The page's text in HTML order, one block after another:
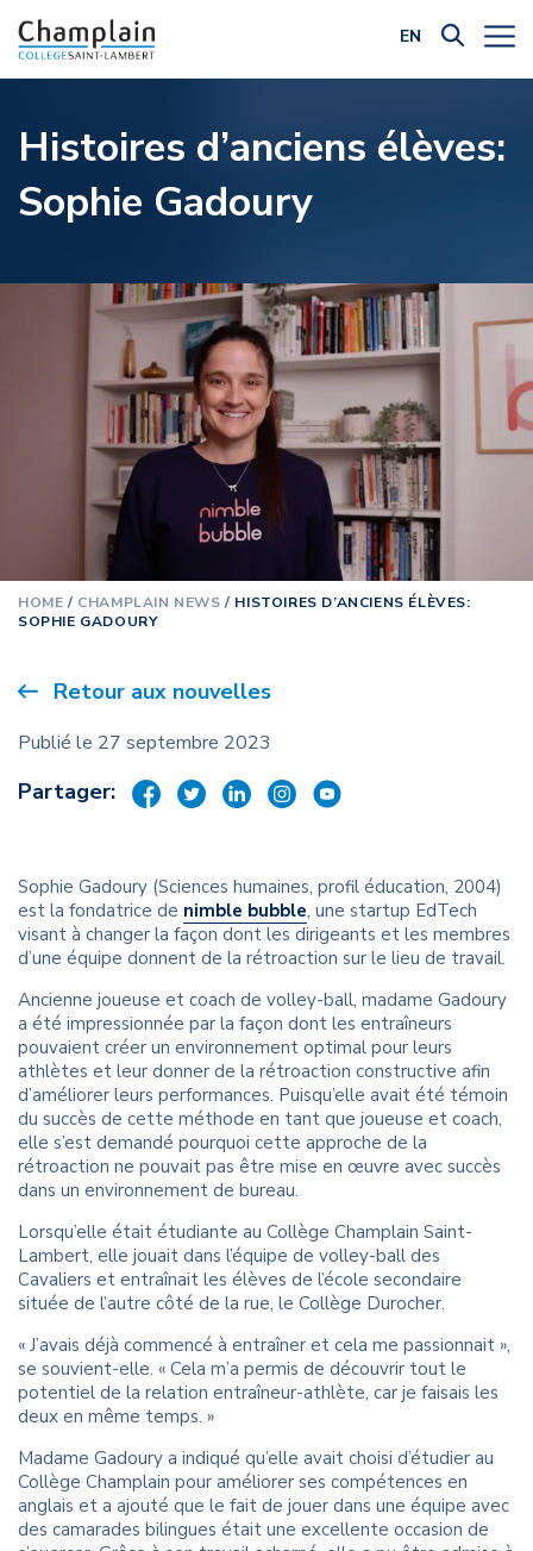
EN
Histoires d’anciens élèves:
Sophie Gadoury
HOME / CHAMPLAIN NEWS / HISTOIRES D’ANCIENS ÉLÈVES:
SOPHIE GADOURY
Retour aux nouvelles
Publié le 27 septembre 2023
Partager:
Sophie Gadoury (Sciences humaines, profil éducation, 2004)
est la fondatrice de nimble bubble, une startup EdTech
visant à changer la façon dont les dirigeants et les membres
d’une équipe donnent de la rétroaction sur le lieu de travail.
Ancienne joueuse et coach de volley-ball, madame Gadoury
a été impressionnée par la façon dont les entraîneurs
pouvaient créer un environnement optimal pour leurs
athlètes et leur donner de la rétroaction constructive afin
d’améliorer leurs performances. Puisqu’elle avait été témoin
du succès de cette méthode en tant que joueuse et coach,
elle s’est demandé pourquoi cette approche de la
rétroaction ne pouvait pas être mise en œuvre avec succès
dans un environnement de bureau.
Lorsqu’elle était étudiante au Collège Champlain Saint-
Lambert, elle jouait dans l’équipe de volley-ball des
Cavaliers et entraînait les élèves de l’école secondaire
située de l’autre côté de la rue, le Collège Durocher.
« J’avais déjà commencé à entraîner et cela me passionnait »,
se souvient-elle. « Cela m’a permis de découvrir tout le
potentiel de la relation entraîneur-athlète, car je faisais les
deux en même temps. »
Madame Gadoury a indiqué qu’elle avait choisi d’étudier au
Collège Champlain pour améliorer ses compétences en
anglais et a ajouté que le fait de jouer dans une équipe avec
des camarades bilingues était une excellente occasion de
Filtrer par catégorie: